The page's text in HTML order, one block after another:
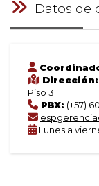
Datos de
Dirección:
Piso 3
PBX: (+57)
Lunes a